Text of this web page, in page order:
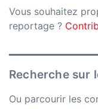
Vous souhaitez
reportage ?
Recherche sur
Ou parcourir les